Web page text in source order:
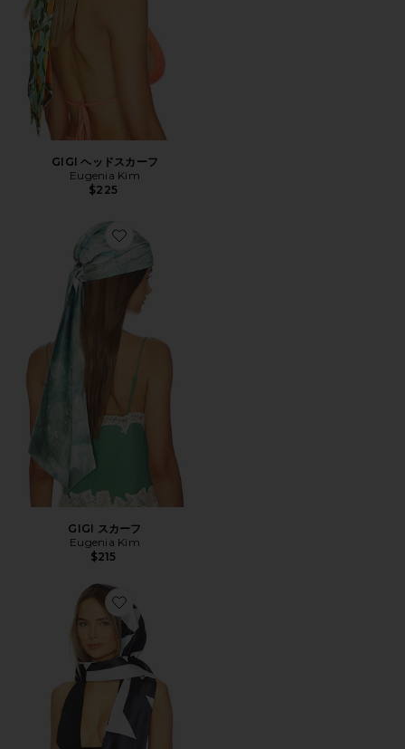
GIGI ヘッドスカーフ
Eugenia Kim
$225
Favorite GIGI スカーフ
GIGI スカーフ
Eugenia Kim
$215
Favorite BABS ヘッドスカーフ